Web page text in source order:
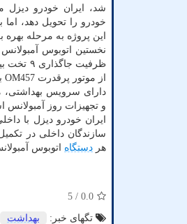
شد، ایران خودرو دیزل
این پروژه به مرحله
نخستین اتوبوس
ظرفیت
دارای سرویس بهداشتی،
و تجهیزات روز آمبولانس
ایران خودرو دیزل با
سازندگان داخلی در
هر دستگاه اتوبوس
0.0
/ 5
تگهای خبر:
بهداشت